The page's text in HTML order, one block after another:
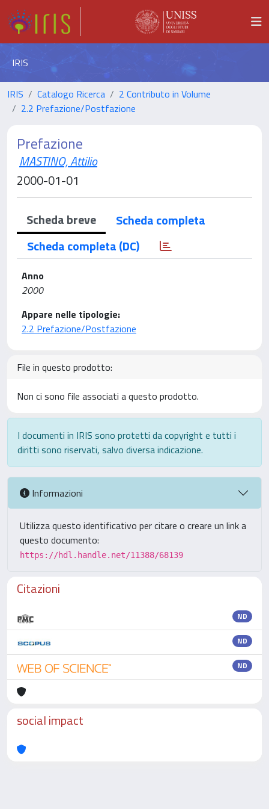
IRIS
IRIS Catalogo Ricerca
2 Contributo in Volume
2.2 Prefazione/Postfazione
Prefazione
MASTINO, Attilio
2000-01-01
Scheda breve
Scheda completa
Scheda completa (DC)
Anno
2000
Appare nelle tipologie:
2.2 Prefazione/Postfazione
File in questo prodotto:
Non ci sono file associati a questo prodotto.
I documenti in IRIS sono protetti da copyright e tutti i
diritti sono riservati, salvo diversa indicazione.
Informazioni
Utilizza questo identificativo per citare o creare un link a
questo documento:
https://hdl.handle.net/11388/68139
Citazioni
ND
ND
ND
social impact